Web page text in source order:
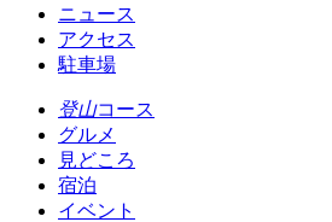
ニュース
アクセス
駐車場
登山コース
グルメ
見どころ
宿泊
イベント